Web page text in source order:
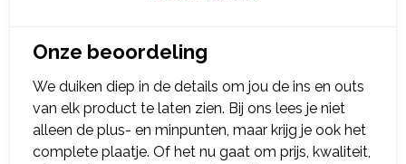
Onze beoordeling
We duiken diep in de details om jou de ins en outs
van elk product te laten zien. Bij ons lees je niet
alleen de plus- en minpunten, maar krijg je ook het
complete plaatje. Of het nu gaat om prijs, kwaliteit,